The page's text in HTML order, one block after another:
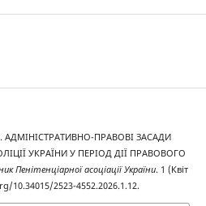
АДМІНІСТРАТИВНО-ПРАВОВІ ЗАСАДИ
УКРАЇНИ У ПЕРІОД ДІЇ ПРАВОВОГО
Пенітенціарної асоціації України. 1 (Квіт
10.34015/2523-4552.2026.1.12.